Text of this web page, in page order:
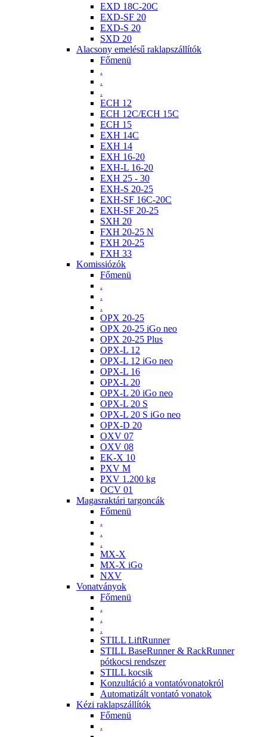
EXD 18C-20C
EXD-SF 20
EXD-S 20
SXD 20
Alacsony emelésű raklapszállítók
Főmenü
.
.
.
ECH 12
ECH 12C/ECH 15C
ECH 15
EXH 14C
EXH 14
EXH 16-20
EXH-L 16-20
EXH 25 - 30
EXH-S 20-25
EXH-SF 16C-20C
EXH-SF 20-25
SXH 20
FXH 20-25 N
FXH 20-25
FXH 33
Komissiózók
Főmenü
.
.
.
OPX 20-25
OPX 20-25 iGo neo
OPX 20-25 Plus
OPX-L 12
OPX-L 12 iGo neo
OPX-L 16
OPX-L 20
OPX-L 20 iGo neo
OPX-L 20 S
OPX-L 20 S iGo neo
OPX-D 20
OXV 07
OXV 08
EK-X 10
PXV M
PXV 1.200 kg
OCV 01
Magasraktári targoncák
Főmenü
.
.
.
MX-X
MX-X iGo
NXV
Vonatványok
Főmenü
.
.
.
STILL LiftRunner
STILL BaseRunner & RackRunner
pótkocsi rendszer
STILL kocsik
Konzultáció a vontatóvonatokról
Automatizált vontató vonatok
Kézi raklapszállítók
Főmenü
.